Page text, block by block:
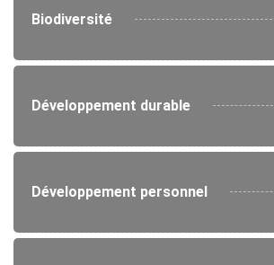
Biodiversité
Développement durable
Développement personnel